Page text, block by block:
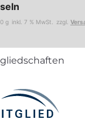
g inkl. 7 % MwSt. zzgl.